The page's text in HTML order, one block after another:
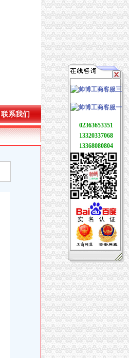
联系我们
02363653351
13320337068
13368080804